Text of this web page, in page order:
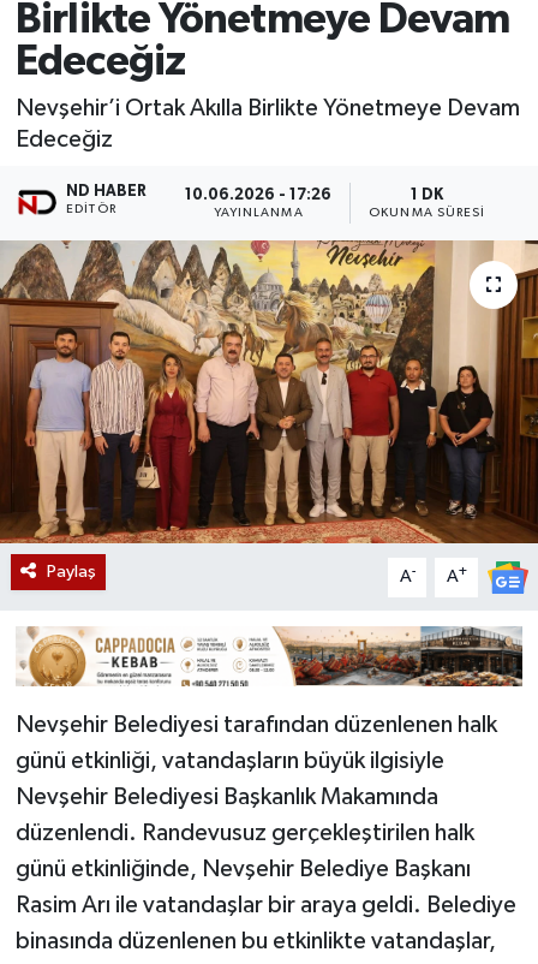
Birlikte Yönetmeye Devam
Edeceğiz
Nevşehir’i Ortak Akılla Birlikte Yönetmeye Devam
Edeceğiz
ND HABER
EDITÖR
10.06.2026 - 17:26
YAYINLANMA
1 DK
OKUNMA SÜRESI
Paylaş A- A+
Nevşehir Belediyesi tarafından düzenlenen halk
günü etkinliği, vatandaşların büyük ilgisiyle
Nevşehir Belediyesi Başkanlık Makamında
düzenlendi. Randevusuz gerçekleştirilen halk
günü etkinliğinde, Nevşehir Belediye Başkanı
Rasim Arı ile vatandaşlar bir araya geldi. Belediye
binasında düzenlenen bu etkinlikte vatandaşlar,